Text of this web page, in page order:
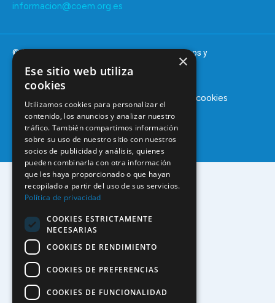
informacion@coem.org.es
© 2025 – COEM – Colegio Oficial de Odontólogos y
Estomatólogos de la I región
Política de cookies
×
Ese sitio web utiliza
cookies
Utilizamos cookies para personalizar el
contenido, los anuncios y analizar nuestro
tráfico. También compartimos información
sobre su uso de nuestro sitio con nuestros
socios de publicidad y análisis, quienes
pueden combinarla con otra información
que les haya proporcionado o que hayan
recopilado a partir del uso de sus servicios.
Política de privacidad
COOKIES ESTRICTAMENTE
NECESARIAS
COOKIES DE RENDIMIENTO
COOKIES DE PREFERENCIAS
COOKIES DE FUNCIONALIDAD